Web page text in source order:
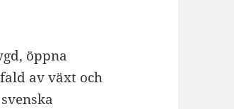
öppna
av växt och